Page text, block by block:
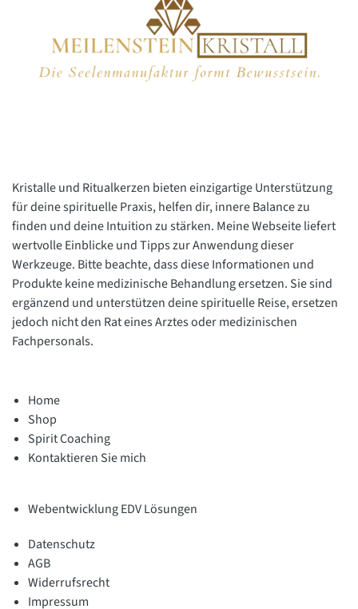
Kristalle und Ritualkerzen bieten einzigartige Unterstützung
für deine spirituelle Praxis, helfen dir, innere Balance zu
finden und deine Intuition zu stärken. Meine Webseite liefert
wertvolle Einblicke und Tipps zur Anwendung dieser
Werkzeuge. Bitte beachte, dass diese Informationen und
Produkte keine medizinische Behandlung ersetzen. Sie sind
ergänzend und unterstützen deine spirituelle Reise, ersetzen
jedoch nicht den Rat eines Arztes oder medizinischen
Fachpersonals.
Home
Shop
Spirit Coaching
Kontaktieren Sie mich
Webentwicklung EDV Lösungen
Datenschutz
AGB
Widerrufsrecht
Impressum